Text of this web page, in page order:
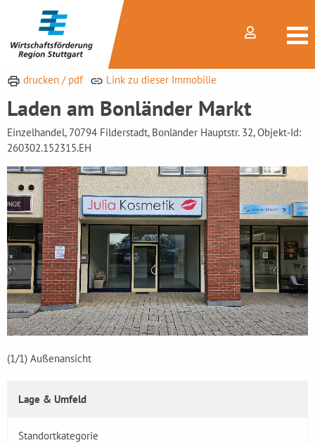
drucken / pdf Link zu dieser Immobilie
Laden am Bonländer Markt
Einzelhandel, 70794 Filderstadt, Bonländer Hauptstr. 32, Objekt-Id:
260302.152315.EH
(1/1) Außenansicht
Lage & Umfeld
Standortkategorie